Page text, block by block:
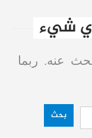
شيء
عنه. ربما